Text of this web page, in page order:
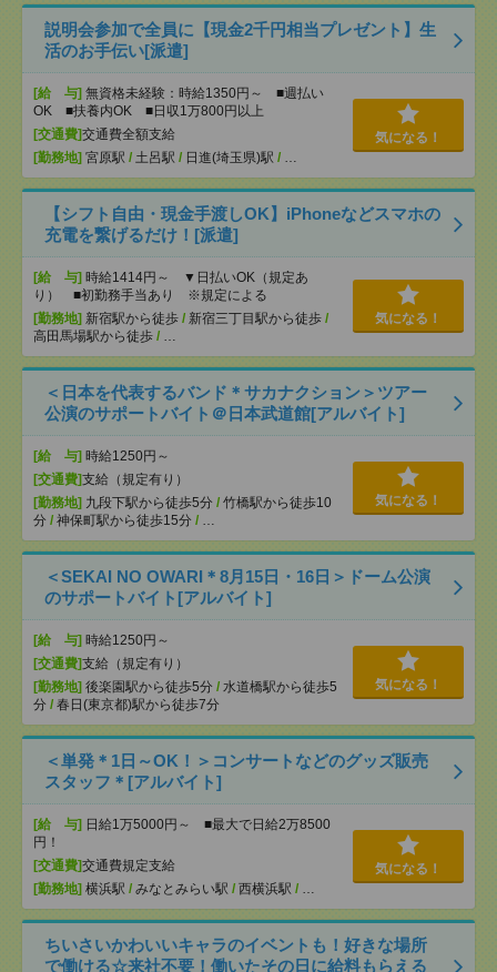
説明会参加で全員に【現金2千円相当プレゼント】生
活のお手伝い[派遣]
[給 与] 無資格未経験：時給1350円～ ■週払い
OK ■扶養内OK ■日収1万800円以上
[交通費]交通費全額支給
[勤務地] 宮原駅 / 土呂駅 / 日進(埼玉県)駅 / …
気になる！
【シフト自由・現金手渡しOK】iPhoneなどスマホの
充電を繋げるだけ！[派遣]
[給 与] 時給1414円～ ▼日払いOK（規定あ
り） ■初勤務手当あり ※規定による
[勤務地] 新宿駅から徒歩 / 新宿三丁目駅から徒歩 /
高田馬場駅から徒歩 / …
気になる！
＜日本を代表するバンド＊サカナクション＞ツアー
公演のサポートバイト＠日本武道館[アルバイト]
[給 与] 時給1250円～
[交通費]支給（規定有り）
[勤務地] 九段下駅から徒歩5分 / 竹橋駅から徒歩10
分 / 神保町駅から徒歩15分 / …
気になる！
＜SEKAI NO OWARI＊8月15日・16日＞ドーム公演
のサポートバイト[アルバイト]
[給 与] 時給1250円～
[交通費]支給（規定有り）
[勤務地] 後楽園駅から徒歩5分 / 水道橋駅から徒歩5
分 / 春日(東京都)駅から徒歩7分
気になる！
＜単発＊1日～OK！＞コンサートなどのグッズ販売
スタッフ＊[アルバイト]
[給 与] 日給1万5000円～ ■最大で日給2万8500
円！
[交通費]交通費規定支給
[勤務地] 横浜駅 / みなとみらい駅 / 西横浜駅 / …
気になる！
ちいさいかわいいキャラのイベントも！好きな場所
で働ける☆来社不要！働いたその日に給料もらえる